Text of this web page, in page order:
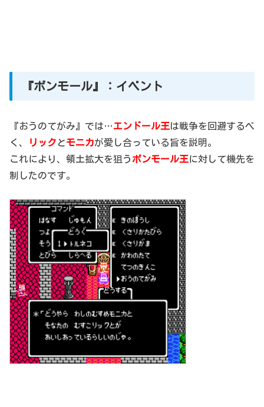
『ボンモール』：イベント
『おうのてがみ』では…エンドール王は戦争を回避するべ
く、
リック とモニカが愛し合っている旨を説明。
これにより、領土拡大を狙う ボンモール王に対して機先を
制したのです。